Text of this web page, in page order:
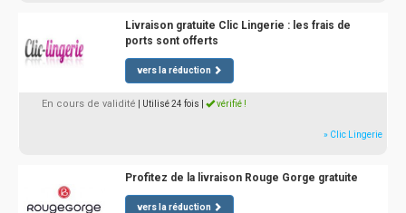
Livraison gratuite Clic Lingerie : les frais de
ports sont offerts
vers la réduction
En cours de validité | Utilisé 24 fois vérifié !
» Clic Lingerie
Profitez de la livraison Rouge Gorge gratuite
vers la réduction